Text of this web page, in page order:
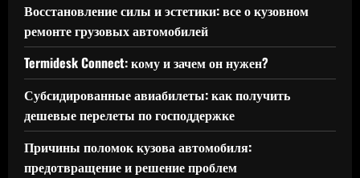
Восстановление силы и эстетики: все о кузовном
ремонте грузовых автомобилей
Termidesk Connect: кому и зачем он нужен?
Субсидированные авиабилеты: как получить
дешевые перелеты по господдержке
Причины поломок кузова автомобиля:
предотвращение и решение проблем